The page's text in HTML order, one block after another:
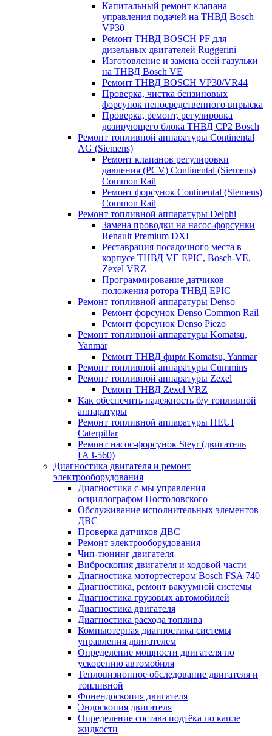
Капитальный ремонт клапана
управления подачей на ТНВД Bosch
VP30
Ремонт ТНВД BOSCH PF для
дизельных двигателей Ruggerini
Изготовление и замена осей газульки
на ТНВД Bosch VE
Ремонт ТНВД BOSCH VP30/VR44
Проверка, чистка бензиновых
форсунок непосредственного впрыска
Проверка, ремонт, регулировка
дозирующего блока ТНВД CP2 Bosch
Ремонт топливной аппаратуры Continental
AG (Siemens)
Ремонт клапанов регулировки
давления (PCV) Continental (Siemens)
Common Rail
Ремонт форсунок Continental (Siemens)
Common Rail
Ремонт топливной аппаратуры Delphi
Замена проводки на насос-форсунки
Renault Premium DXI
Реставрация посадочного места в
корпусе ТНВД VE EPIC, Bosch-VE,
Zexel VRZ
Программирование датчиков
положения ротора ТНВД EPIC
Ремонт топливной аппаратуры Denso
Ремонт форсунок Denso Common Rail
Ремонт форсунок Denso Piezo
Ремонт топливной аппаратуры Komatsu,
Yanmar
Ремонт ТНВД фирм Komatsu, Yanmar
Ремонт топливной аппаратуры Cummins
Ремонт топливной аппаратуры Zexel
Ремонт ТНВД Zexel VRZ
Как обеспечить надежность б/у топливной
аппаратуры
Ремонт топливной аппаратуры HEUI
Caterpillar
Ремонт насос-форсунок Steyr (двигатель
ГАЗ-560)
Диагностика двигателя и ремонт
электрооборудования
Диагностика с-мы управления
осциллографом Постоловского
Обслуживание исполнительных элементов
ДВС
Проверка датчиков ДВС
Ремонт электрооборудования
Чип-тюнинг двигателя
Виброскопия двигателя и ходовой части
Диагностика мотортестером Bosch FSA 740
Диагностика, ремонт вакуумной системы
Диагностика грузовых автомобилей
Диагностика двигателя
Диагностика расхода топлива
Компьютерная диагностика системы
управления двигателем
Определение мощности двигателя по
ускорению автомобиля
Тепловизионное обследование двигателя и
топливной
Фонендоскопия двигателя
Эндоскопия двигателя
Определение состава подтёка по капле
жидкости